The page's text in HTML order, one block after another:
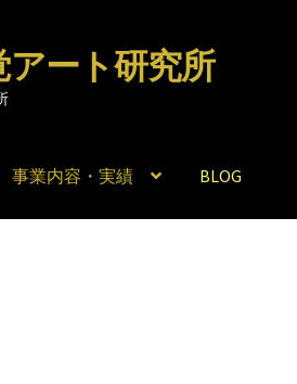
アート研究所
事業内容・実績 BLOG